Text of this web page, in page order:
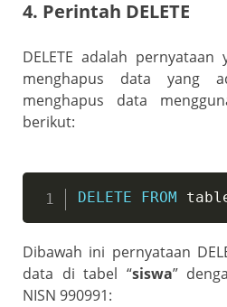
4. Perintah DELETE
DELETE adalah
menghapus data yang
menghapus data
berikut:
DELETE FROM
Dibawah ini pernyataan
data di tabel “siswa”
NISN 990991: